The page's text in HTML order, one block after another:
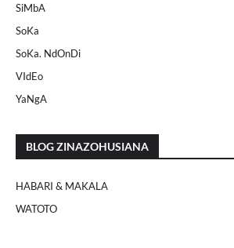
SiMbA
SoKa
SoKa. NdOnDi
VIdEo
YaNgA
BLOG ZINAZOHUSIANA
HABARI & MAKALA
WATOTO